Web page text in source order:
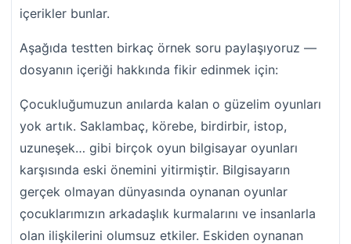
içerikler bunlar.
Aşağıda testten birkaç örnek soru paylaşıyoruz —
dosyanın içeriği hakkında fikir edinmek için:
Çocukluğumuzun anılarda kalan o güzelim oyunları
yok artık. Saklambaç, körebe, birdirbir, istop,
uzuneşek… gibi birçok oyun bilgisayar oyunları
karşısında eski önemini yitirmiştir. Bilgisayarın
gerçek olmayan dünyasında oynanan oyunlar
çocuklarımızın arkadaşlık kurmalarını ve insanlarla
olan ilişkilerini olumsuz etkiler. Eskiden oynanan